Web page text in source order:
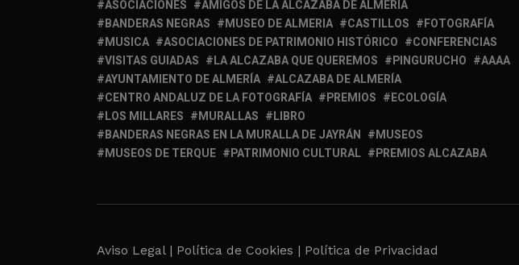
ASOCIACIONES
AMIGOS DE LA ALCAZABA DE ALMERÍA
BANDERAS NEGRAS
MUSEO DE ALMERIA CASTILLOS
FOTOGRAFÍA
MUSICA
ASOCIACIONES DE PATRIMONIO HISTÓRICO
CONFERENCIAS
VISITAS GUIADAS
LA ALCAZABA QUE QUEREMOS PINGURUCHO
AAAA
AYUNTAMIENTO DE ALMERÍA
ALCAZABA DE ALMERÍA
CENTRO ANDALUZ DE LA FOTOGRAFÍA
PREMIOS
ECOLOGÍA
LOS MILLARES
MURALLAS
LIBRO
BANDERAS NEGRAS EN LA MURALLA DE JAYRÁN
MUSEOS
MUSEOS DE TERQUE
PATRIMONIO CULTURAL PREMIOS ALCAZABA
Aviso Legal | Política de Cookies | Política de Privacidad